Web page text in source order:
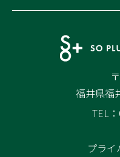
福井県福
TEL
プライ